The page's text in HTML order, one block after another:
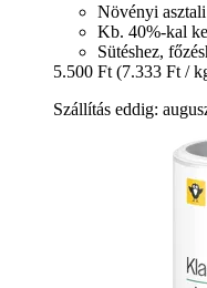
Növényi
Kb. 40%-kal
Sütéshez,
5.500 Ft (7.333 Ft /
Szállítás eddig: